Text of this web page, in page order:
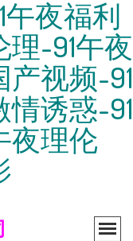
午夜福利
-91午夜
视频-91
诱惑-91
夜理伦